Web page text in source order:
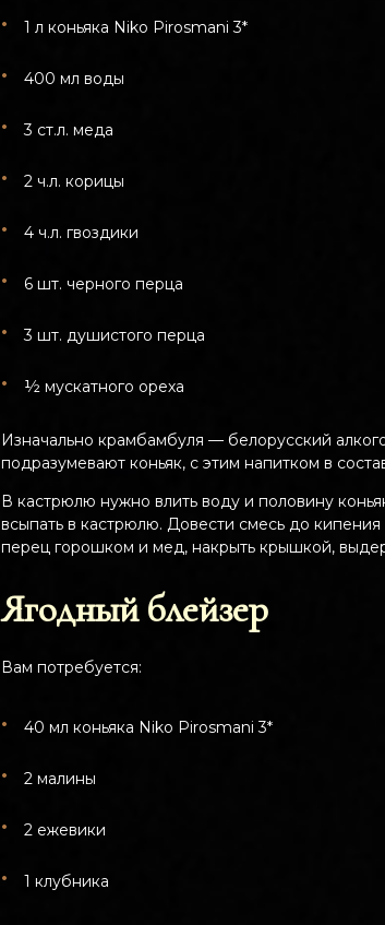
1 л коньяка Niko Pirosmani 3*
400 мл воды
3 ст.л. меда
2 ч.л. корицы
4 ч.л. гвоздики
6 шт. черного перца
3 шт. душистого перца
½ мускатного ореха
Изначально крамбамбуля — белорусский
подразумевают коньяк, с этим напитком в
В кастрюлю нужно влить воду и половину
всыпать в кастрюлю. Довести смесь до
перец горошком и мед, накрыть крышкой,
Ягодный блейзер
Вам потребуется:
40 мл коньяка Niko Pirosmani 3*
2 малины
2 ежевики
1 клубника